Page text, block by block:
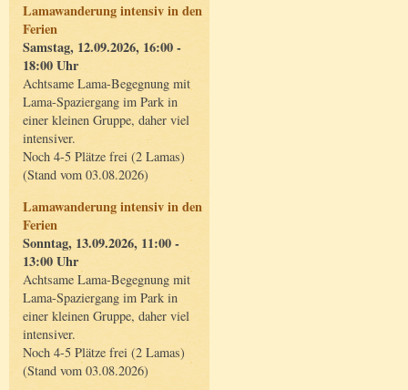
Lamawanderung intensiv in den
Ferien
Samstag, 12.09.2026, 16:00 -
18:00 Uhr
Achtsame Lama-Begegnung mit
Lama-Spaziergang im Park in
einer kleinen Gruppe, daher viel
intensiver.
Noch 4-5 Plätze frei (2 Lamas)
(Stand vom 03.08.2026)
Lamawanderung intensiv in den
Ferien
Sonntag, 13.09.2026, 11:00 -
13:00 Uhr
Achtsame Lama-Begegnung mit
Lama-Spaziergang im Park in
einer kleinen Gruppe, daher viel
intensiver.
Noch 4-5 Plätze frei (2 Lamas)
(Stand vom 03.08.2026)